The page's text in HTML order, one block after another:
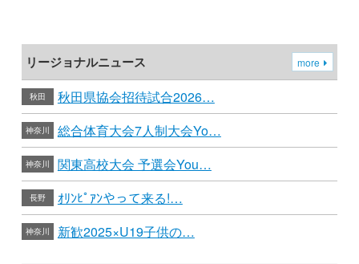
リージョナルニュース more
秋田 秋田県協会招待試合2026…
神奈川 総合体育大会7人制大会Yo…
神奈川 関東高校大会 予選会You…
長野 ｵﾘﾝﾋﾟｱﾝやって来る!…
神奈川 新歓2025×U19子供の…